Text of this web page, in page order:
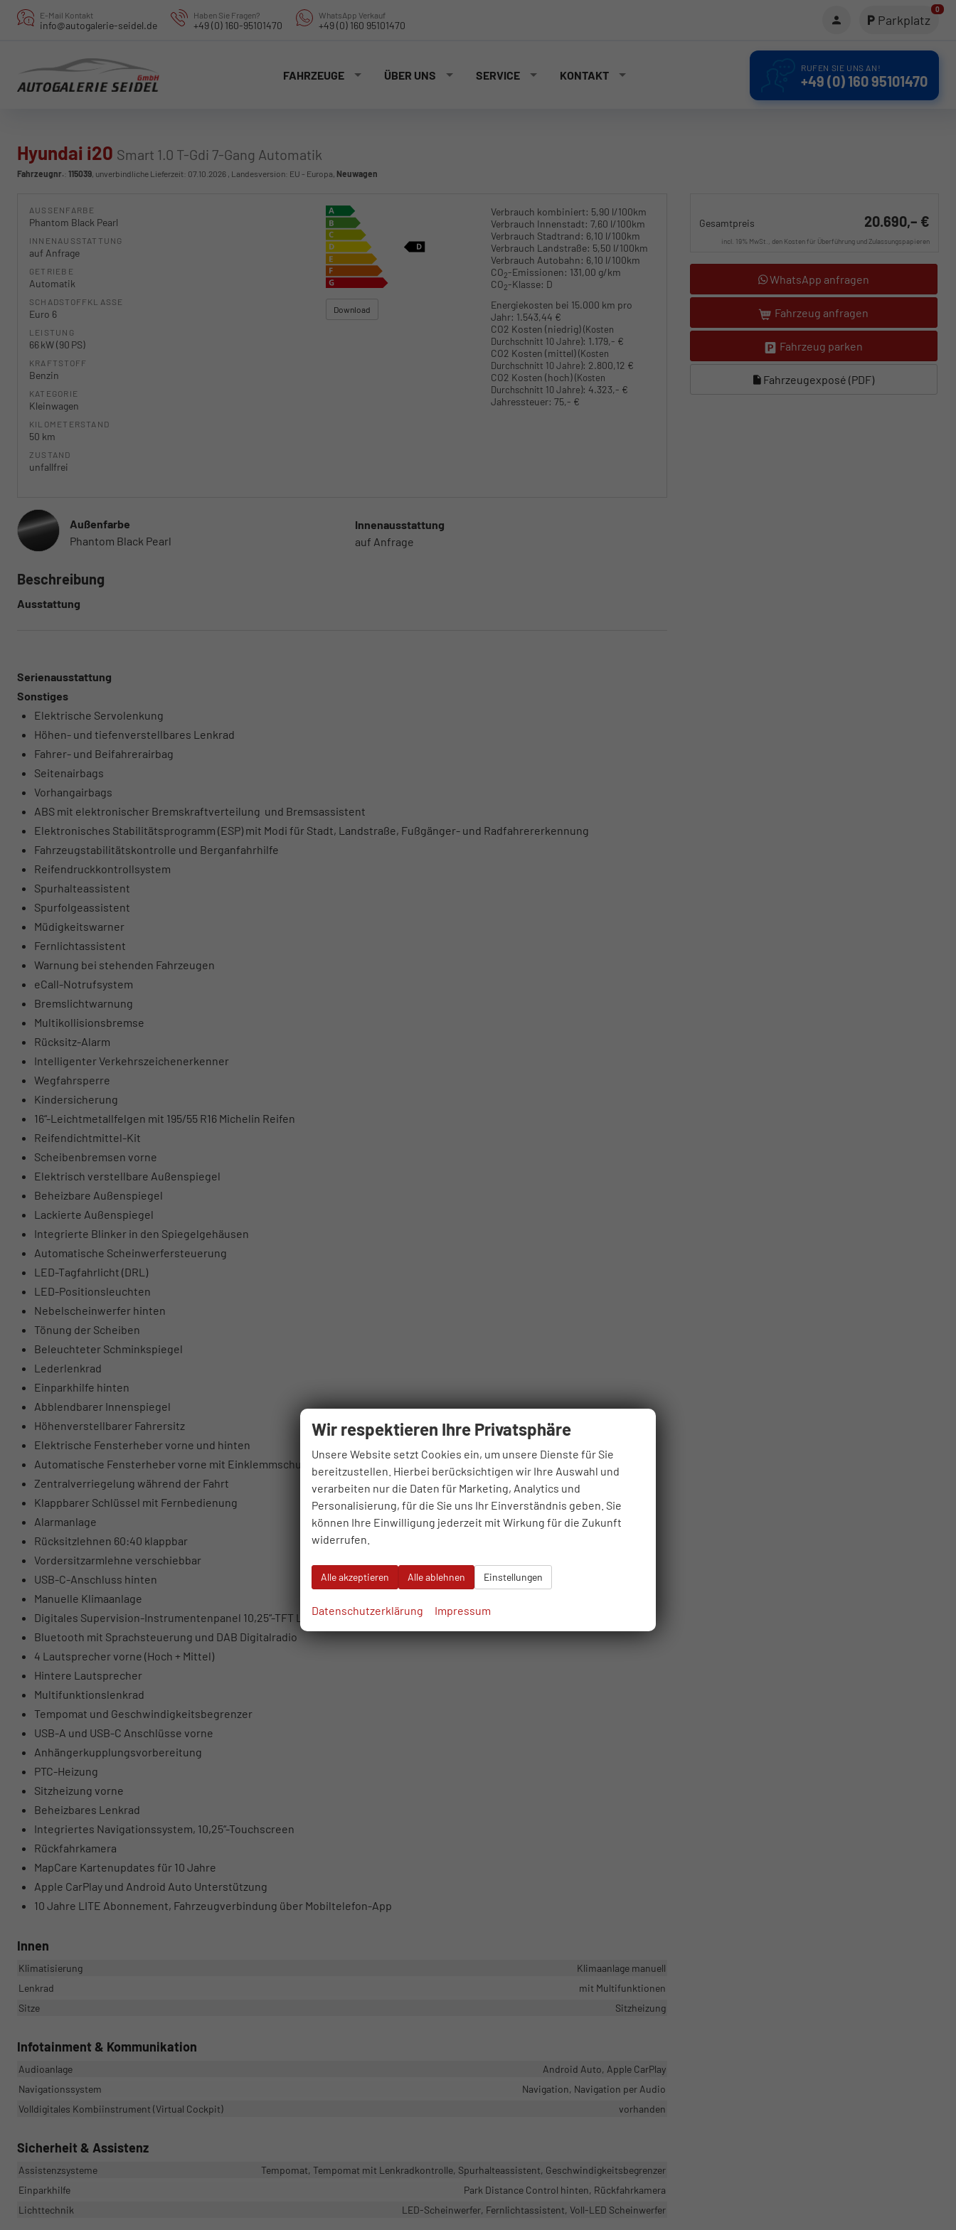
E-Mail Kontakt
info@autogalerie-seidel.de
Haben Sie Fragen?
+49 (0) 160-95101470
WhatsApp Verkauf
+49 (0) 160 95101470 Parkplatz
0
FAHRZEUGE ÜBER UNS SERVICE KONTAKT
RUFEN SIE UNS AN!
+49 (0) 160 95101470
Hyundai i20 Smart 1.0 T-Gdi 7-Gang Automatik
Fahrzeugnr.: 115039, unverbindliche Lieferzeit: 07.10.2026 , Landesversion: EU - Europa, Neuwagen
Gesamtpreis 20.690,– €
incl. 19% MwSt., den Kosten für Überführung und Zulassungspapieren
WhatsApp anfragen
Fahrzeug anfragen
Fahrzeug parken
Fahrzeugexposé (PDF)
AUSSENFARBE
Phantom Black Pearl
INNENAUSSTATTUNG
auf Anfrage
GETRIEBE
Automatik
SCHADSTOFFKLASSE
Euro 6
LEISTUNG
66 kW (90 PS)
KRAFTSTOFF
Benzin
KATEGORIE
Kleinwagen
KILOMETERSTAND
50 km
ZUSTAND
unfallfrei
Verbrauch kombiniert: 5,90 l/100km
Verbrauch Innenstadt: 7,60 l/100km
Verbrauch Stadtrand: 6,10 l/100km
Verbrauch Landstraße: 5,50 l/100km
Verbrauch Autobahn: 6,10 l/100km
CO2-Emissionen: 131,00 g/km
CO2-Klasse: D
Download
Energiekosten bei 15.000 km pro
Jahr: 1.543,44 €
CO2 Kosten (niedrig)(Kosten
Durchschnitt 10 Jahre): 1.179,- €
CO2 Kosten (mittel)(Kosten
Durchschnitt 10 Jahre): 2.800,12 €
CO2 Kosten (hoch)(Kosten
Durchschnitt 10 Jahre): 4.323,- €
Jahressteuer: 75,- €
Außenfarbe
Phantom Black Pearl
Innenausstattung
auf Anfrage
Beschreibung
Ausstattung
Serienausstattung
Sonstiges
Elektrische Servolenkung
Höhen- und tiefenverstellbares Lenkrad
Fahrer- und Beifahrerairbag
Seitenairbags
Vorhangairbags
ABS mit elektronischer Bremskraftverteilung und Bremsassistent
Elektronisches Stabilitätsprogramm (ESP) mit Modi für Stadt, Landstraße, Fußgänger- und Radfahrererkennung
Fahrzeugstabilitätskontrolle und Berganfahrhilfe
Reifendruckkontrollsystem
Spurhalteassistent
Spurfolgeassistent
Müdigkeitswarner
Fernlichtassistent
Warnung bei stehenden Fahrzeugen
eCall-Notrufsystem
Bremslichtwarnung
Multikollisionsbremse
Rücksitz-Alarm
Intelligenter Verkehrszeichenerkenner
Wegfahrsperre
Kindersicherung
16“-Leichtmetallfelgen mit 195/55 R16 Michelin Reifen
Reifendichtmittel-Kit
Scheibenbremsen vorne
Elektrisch verstellbare Außenspiegel
Beheizbare Außenspiegel
Lackierte Außenspiegel
Integrierte Blinker in den Spiegelgehäusen
Automatische Scheinwerfersteuerung
LED-Tagfahrlicht (DRL)
LED-Positionsleuchten
Nebelscheinwerfer hinten
Tönung der Scheiben
Beleuchteter Schminkspiegel
Lederlenkrad
Einparkhilfe hinten
Abblendbarer Innenspiegel
Höhenverstellbarer Fahrersitz
Elektrische Fensterheber vorne und hinten
Automatische Fensterheber vorne mit Einklemmschutz
Zentralverriegelung während der Fahrt
Klappbarer Schlüssel mit Fernbedienung
Alarmanlage
Rücksitzlehnen 60:40 klappbar
Vordersitzarmlehne verschiebbar
USB-C-Anschluss hinten
Manuelle Klimaanlage
Digitales Supervision-Instrumentenpanel 10,25“-TFT LCD
Bluetooth mit Sprachsteuerung und DAB Digitalradio
4 Lautsprecher vorne (Hoch + Mittel)
Hintere Lautsprecher
Multifunktionslenkrad
Tempomat und Geschwindigkeitsbegrenzer
USB-A und USB-C Anschlüsse vorne
Anhängerkupplungsvorbereitung
PTC-Heizung
Sitzheizung vorne
Beheizbares Lenkrad
Integriertes Navigationssystem, 10,25“-Touchscreen
Rückfahrkamera
MapCare Kartenupdates für 10 Jahre
Apple CarPlay und Android Auto Unterstützung
10 Jahre LITE Abonnement, Fahrzeugverbindung über Mobiltelefon-App
Innen
Klimatisierung
Klimaanlage manuell
Lenkrad
mit Multifunktionen
Sitze
Sitzheizung
Infotainment & Kommunikation
Audioanlage
Android Auto, Apple CarPlay
Navigationssystem
Navigation, Navigation per Audio
Volldigitales Kombiinstrument (Virtual Cockpit)
vorhanden
Sicherheit & Assistenz
Assistenzsysteme
Tempomat, Tempomat mit Lenkradkontrolle, Spurhalteassistent, Geschwindigkeitsbegrenzer
Einparkhilfe
Park Distance Control hinten, Rückfahrkamera
Lichttechnik
LED-Scheinwerfer, Fernlichtassistent, Voll-LED Scheinwerfer
Wir respektieren Ihre Privatsphäre
Unsere Website setzt Cookies ein, um unsere Dienste für Sie
bereitzustellen. Hierbei berücksichtigen wir Ihre Auswahl und
verarbeiten nur die Daten für Marketing, Analytics und
Personalisierung, für die Sie uns Ihr Einverständnis geben. Sie
können Ihre Einwilligung jederzeit mit Wirkung für die Zukunft
widerrufen.
Alle akzeptieren Alle ablehnen Einstellungen
Datenschutzerklärung Impressum